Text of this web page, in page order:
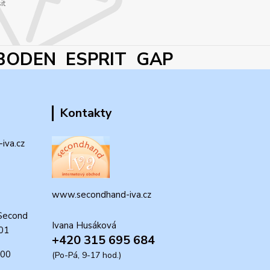
ESPRIT GAP
Kontakty
www.secondhand-iva.cz
Ivana Husáková
+420 315 695 684
(Po-Pá, 9-17 hod.)